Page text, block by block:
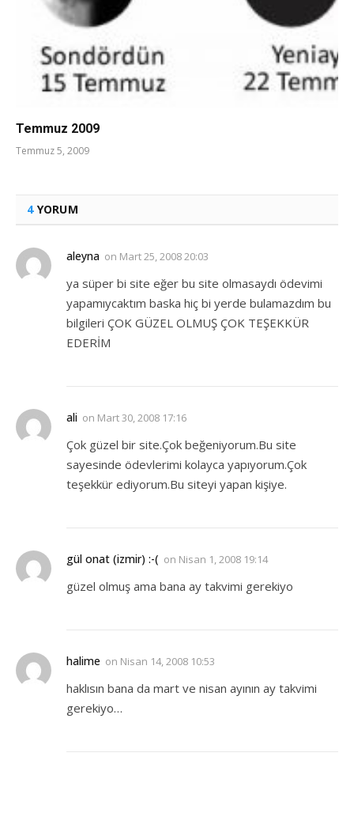
Temmuz 2009
Temmuz 5, 2009
4YORUM
aleyna on Mart 25, 2008 20:03
ya süper bi site eğer bu site olmasaydı ödevimi
yapamıycaktım baska hiç bi yerde bulamazdım bu
bilgileri ÇOK GÜZEL OLMUŞ ÇOK TEŞEKKÜR
EDERİM
ali on Mart 30, 2008 17:16
Çok güzel bir site.Çok beğeniyorum.Bu site
sayesinde ödevlerimi kolayca yapıyorum.Çok
teşekkür ediyorum.Bu siteyi yapan kişiye.
gül onat (izmir) :-( on Nisan 1, 2008 19:14
güzel olmuş ama bana ay takvimi gerekiyo
halime on Nisan 14, 2008 10:53
haklısın bana da mart ve nisan ayının ay takvimi
gerekiyo…